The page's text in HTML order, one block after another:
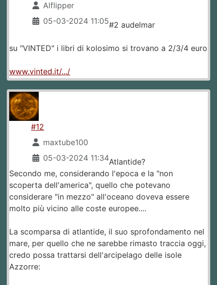
Alflipper
05-03-2024 11:05#2 audelmar
su "VINTED" i libri di kolosimo si trovano a 2/3/4 euro
www.vinted.it/.../
#12
maxtube100
05-03-2024 11:34Atlantide?
Secondo me, considerando l'epoca e la "non
scoperta dell'america", quello che potevano
considerare "in mezzo" all'oceano doveva essere
molto più vicino alle coste europee....
La scomparsa di atlantide, il suo sprofondamento nel
mare, per quello che ne sarebbe rimasto traccia oggi,
credo possa trattarsi dell'arcipelago delle isole
Azzorre: